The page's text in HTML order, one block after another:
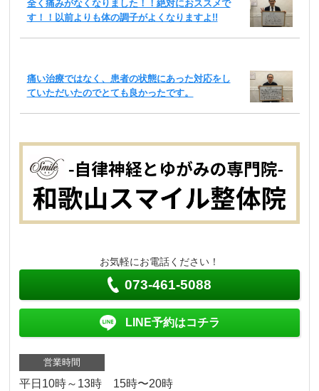
全く痛みがなくなりました！！絶対におススメで
す！！以前よりも体の調子がよくなりますよ!!
痛い治療ではなく、患者の状態にあった対応をし
ていただいたのでとても良かったです。
お気軽にお電話ください！
073-461-5088
LINE予約はコチラ
営業時間
平日10時～13時 15時〜20時